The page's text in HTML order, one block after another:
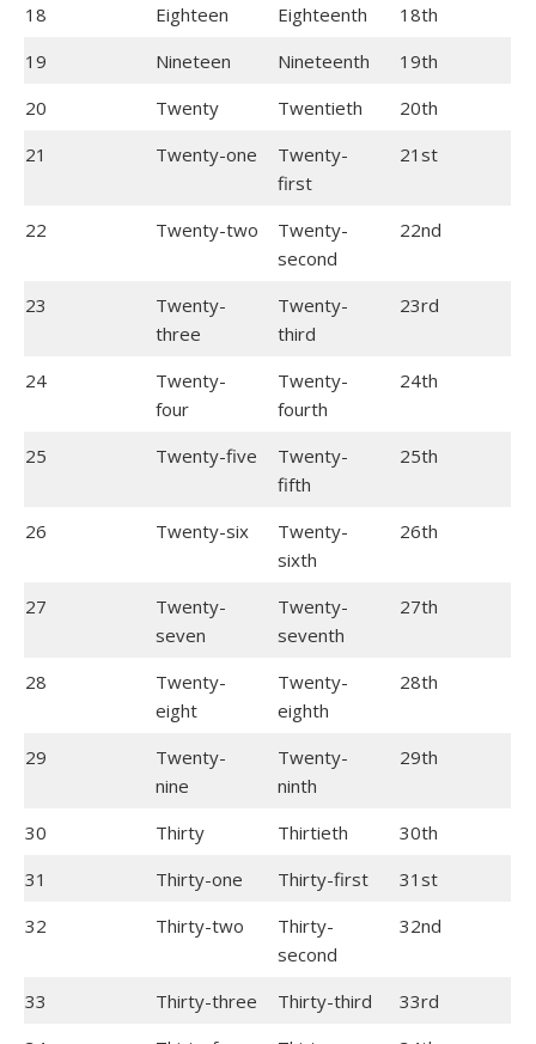
18 Eighteen Eighteenth
18th
19
Nineteen Nineteenth
19th
20
Twenty Twentieth
20th
21
Twenty-one
Twenty-
first
21st
22 Twenty-two
Twenty-
second
22nd
23
Twenty-
three
Twenty-
third
23rd
24
Twenty-
four
Twenty-
fourth
24th
25 Twenty-five
Twenty-
fifth
25th
26 Twenty-six
Twenty-
sixth
26th
27
Twenty-
seven
Twenty-
seventh
27th
28
Twenty-
eight
Twenty-
eighth
28th
29
Twenty-
nine
Twenty-
ninth
29th
30 Thirty Thirtieth
30th
31
Thirty-one Thirty-first
31st
32
Thirty-two
Thirty-
second
32nd
33 Thirty-three Thirty-third
33rd